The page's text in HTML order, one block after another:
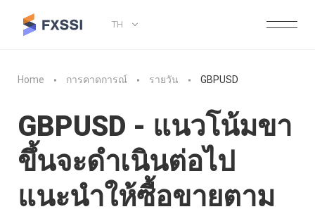
TH
Home การคาดการณ์ รายวัน GBPUSD
GBPUSD - แนวโน้มขา
ขึ้นจะดำเนินต่อไป
แนะนำให้ซื้อขายตาม